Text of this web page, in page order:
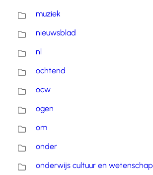
muziek
nieuwsblad
nl
ochtend
ocw
ogen
om
onder
onderwijs cultuur en wetenschap